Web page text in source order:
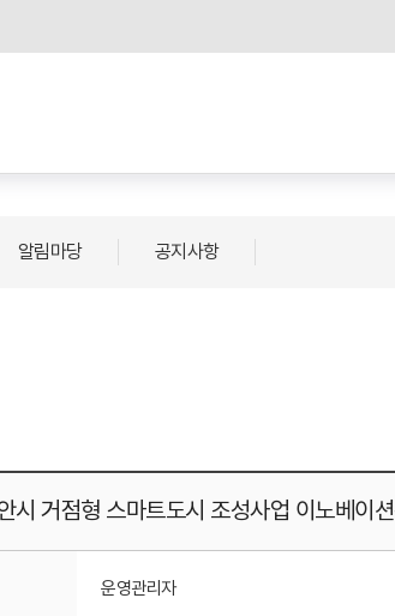
알림마당 공지사항
안시 거점형 스마트도시 조성사업 이노베이
운영관리자